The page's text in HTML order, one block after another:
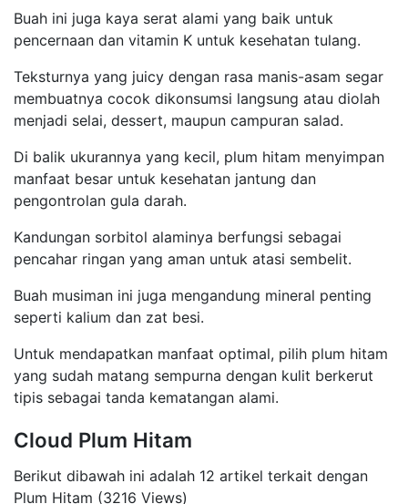
Buah ini juga kaya serat alami yang baik untuk
pencernaan dan vitamin K untuk kesehatan tulang.
Teksturnya yang juicy dengan rasa manis-asam segar
membuatnya cocok dikonsumsi langsung atau diolah
menjadi selai, dessert, maupun campuran salad.
Di balik ukurannya yang kecil, plum hitam menyimpan
manfaat besar untuk kesehatan jantung dan
pengontrolan gula darah.
Kandungan sorbitol alaminya berfungsi sebagai
pencahar ringan yang aman untuk atasi sembelit.
Buah musiman ini juga mengandung mineral penting
seperti kalium dan zat besi.
Untuk mendapatkan manfaat optimal, pilih plum hitam
yang sudah matang sempurna dengan kulit berkerut
tipis sebagai tanda kematangan alami.
Cloud Plum Hitam
Berikut dibawah ini adalah 12 artikel terkait dengan
Plum Hitam (3216 Views)